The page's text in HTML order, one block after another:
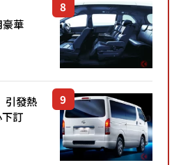
華
色內
引發熱
訂